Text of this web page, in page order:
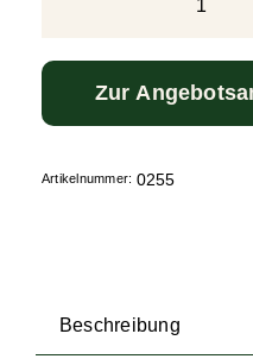
EN
(Art.
Zur
Artikelnummer: 0255
Beschreibung